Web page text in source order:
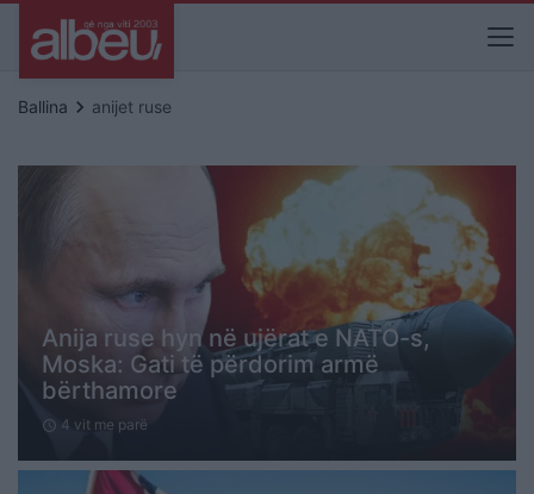
Ballina keyboard_arrow_right anijet ruse
Anija ruse hyn në ujërat e NATO-s,
Moska: Gati të përdorim armë
bërthamore
schedule 4 vit me parë